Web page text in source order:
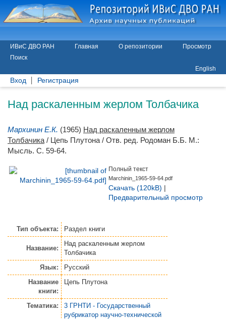
ИВиС ДВО РАН Главная О репозитории
Просмотр
Поиск
English
Вход Регистрация
Над раскаленным жерлом Толбачика
Мархинин Е.К. (1965) Над раскаленным жерлом
Толбачика / Цепь Плутона / Отв. ред. Родоман Б.Б. М.:
Мысль. С. 59-64.
Полный текст
Marchinin_1965-59-64.pdf
Скачать (120kB) |
Предварительный просмотр
Тип объекта: Раздел книги
Название:
Над раскаленным жерлом
Толбачика
Язык:
Русский
Название
книги:
Цепь Плутона
Тематика:
3 ГРНТИ - Государственный
рубрикатор научно-технической